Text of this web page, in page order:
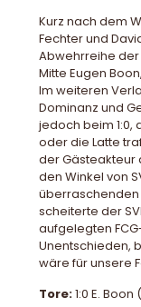
Kurz nach dem
Fechter und
Abwehrreihe der
Mitte Eugen
Im weiteren
Dominanz und
jedoch beim 1:0,
oder die Latte
der Gästeakteur
den Winkel von
überraschenden
scheiterte der
aufgelegten
Unentschieden,
wäre für unsere
Tore:1:0 E. Boon